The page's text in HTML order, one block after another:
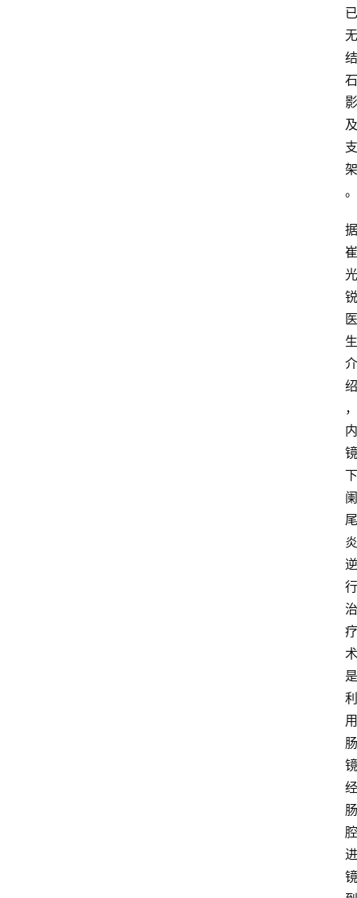
已
无
结
石
影
及
支
架
。
据
崔
光
锐
医
生
介
绍
，
内
镜
下
阑
尾
炎
逆
行
治
疗
术
是
利
用
肠
镜
经
肠
腔
进
镜